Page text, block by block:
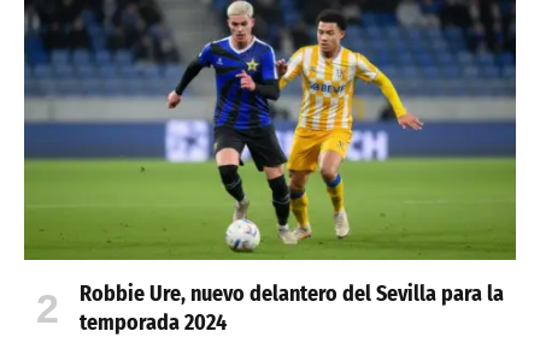
Robbie Ure, nuevo delantero del Sevilla para la
temporada 2024